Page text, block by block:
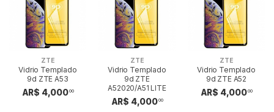
ZTE
Vidrio Templado
9d ZTE A53
AR$ 4,00000
ZTE
Vidrio Templado
9d ZTE
A52020/A51 LITE
AR$ 4,00000
ZTE
Vidrio Templado
9d ZTE A52
AR$ 4,00000